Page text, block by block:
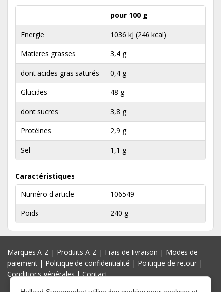
pour 100 g
Energie 1036 kJ (246 kcal)
Matières grasses 3,4 g
dont acides gras saturés 0,4 g
Glucides 48 g
dont sucres 3,8 g
Protéines 2,9 g
Sel 1,1 g
Caractéristiques
Numéro d'article
106549
Poids 240 g
Marques A-Z | Produits A-Z | Frais de livraison | Modes de
paiement | Politique de confidentialité | Politique de retour |
Conditions générales|Contact